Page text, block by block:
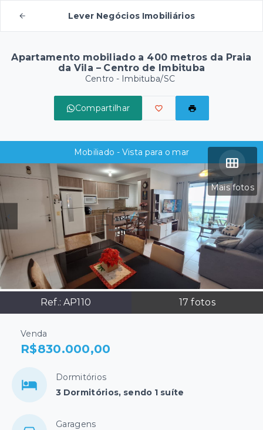
Lever Negócios Imobiliários
Apartamento mobiliado a 400 metros da Praia
da Vila – Centro de Imbituba
Centro - Imbituba/SC
Compartilhar
Mais fotos
Ref.: AP110 17 fotos
Mobiliado - Vista para o mar
Venda
R$830.000,00
Dormitórios
3 Dormitórios, sendo 1 suíte
Garagens